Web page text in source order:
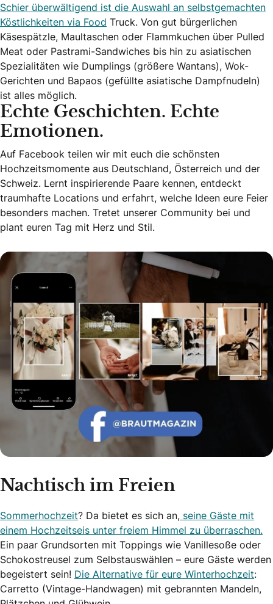
Schier überwältigend ist die Auswahl an selbstgemachten
Köstlichkeiten via Food Truck. Von gut bürgerlichen
Käsespätzle, Maultaschen oder Flammkuchen über Pulled
Meat oder Pastrami-Sandwiches bis hin zu asiatischen
Spezialitäten wie Dumplings (größere Wantans), Wok-
Gerichten und Bapaos (gefüllte asiatische Dampfnudeln)
ist alles möglich.
Echte Geschichten. Echte
Emotionen.
Auf Facebook teilen wir mit euch die schönsten
Hochzeitsmomente aus Deutschland, Österreich und der
Schweiz. Lernt inspirierende Paare kennen, entdeckt
traumhafte Locations und erfahrt, welche Ideen eure Feier
besonders machen. Tretet unserer Community bei und
plant euren Tag mit Herz und Stil.
Echte Geschichten. Echte Emotionen.
Nachtisch im Freien
Sommerhochzeit? Da bietet es sich an, seine Gäste mit
einem Hochzeitseis unter freiem Himmel zu überraschen.
Ein paar Grundsorten mit Toppings wie Vanillesoße oder
Schokostreusel zum Selbstauswählen – eure Gäste werden
begeistert sein! Die Alternative für eure Winterhochzeit:
Carretto (Vintage-Handwagen) mit gebrannten Mandeln,